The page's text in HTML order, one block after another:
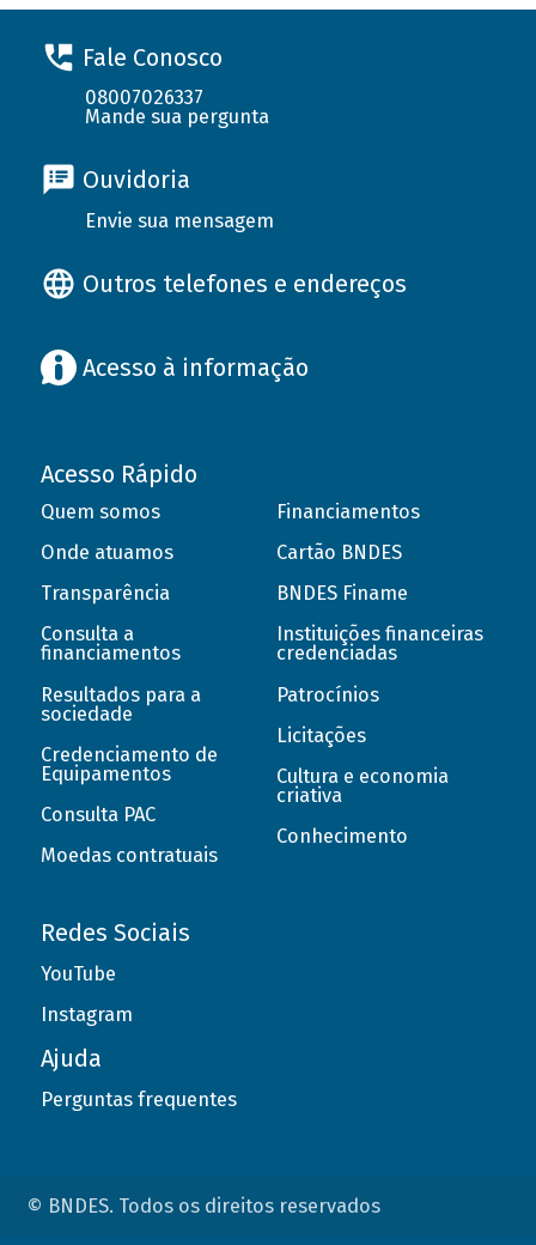
Fale Conosco
08007026337
Mande sua pergunta
Ouvidoria
Envie sua mensagem
Outros telefones e endereços
Acesso à informação
Acesso Rápido
Quem somos
Onde atuamos
Transparência
Consulta a
financiamentos
Resultados para a
sociedade
Credenciamento de
Equipamentos
Consulta PAC
Moedas contratuais
Financiamentos
Cartão BNDES
BNDES Finame
Instituições financeiras
credenciadas
Patrocínios
Licitações
Cultura e economia
criativa
Conhecimento
Redes Sociais
YouTube
Instagram
Ajuda
Perguntas frequentes
© BNDES. Todos os direitos reservados